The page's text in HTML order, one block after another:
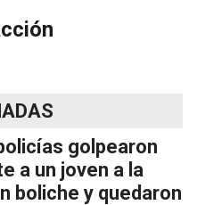
golpearon
a un joven a la
boliche y quedaron